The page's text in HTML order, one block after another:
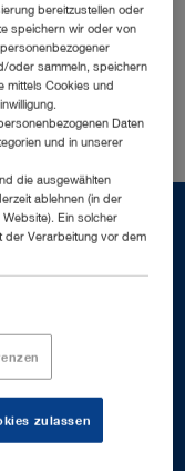
OÜ
bereitzustellen oder
speichern wir oder von
oder sammeln, speichern
mittels Cookies und
Daten
und in unserer
die ausgewählten
ablehnen (in der
Ein solcher
der Verarbeitung vor dem
zulassen